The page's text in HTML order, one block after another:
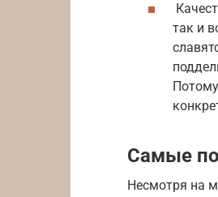
так и
Самые
Несмотря на